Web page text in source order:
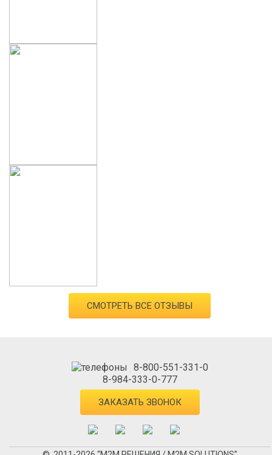
СМОТРЕТЬ ВСЕ ОТЗЫВЫ
8-800-551-331-0
8-984-333-0-777
ЗАКАЗАТЬ ЗВОНОК